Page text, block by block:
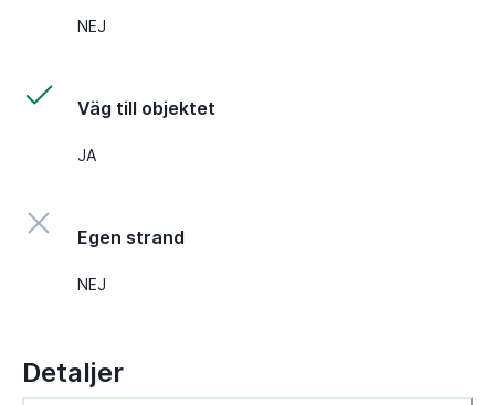
NEJ
Väg till objektet
JA
Egen strand
NEJ
Detaljer